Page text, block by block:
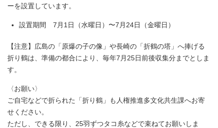
ーを設置しています。
設置期間 7月1日（水曜日）〜7月24日（金曜日）
【注意】広島の「原爆の子の像」や長崎の「折鶴の塔」へ捧げる
折り鶴は、準備の都合により、毎年7月25日前後収集分までとしま
す。
〈お願い〉
ご自宅などで折られた「折り鶴」も人権推進多文化共生課へお寄
せください。
ただし、できる限り、25羽ずつタコ糸などで束ねてお願いしま